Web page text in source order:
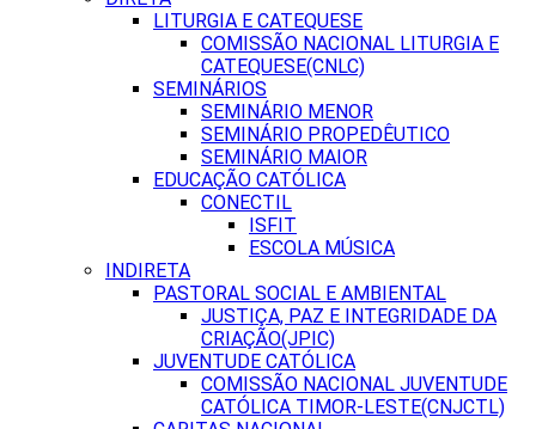
LITURGIA E CATEQUESE
COMISSÃO NACIONAL LITURGIA E
CATEQUESE(CNLC)
SEMINÁRIOS
SEMINÁRIO MENOR
SEMINÁRIO PROPEDÊUTICO
SEMINÁRIO MAIOR
EDUCAÇÃO CATÓLICA
CONECTIL
ISFIT
ESCOLA MÚSICA
INDIRETA
PASTORAL SOCIAL E AMBIENTAL
JUSTIÇA, PAZ E INTEGRIDADE DA
CRIAÇÃO(JPIC)
JUVENTUDE CATÓLICA
COMISSÃO NACIONAL JUVENTUDE
CATÓLICA TIMOR-LESTE(CNJCTL)